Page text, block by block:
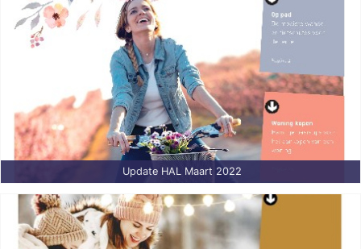
Update HAL Maart 2022